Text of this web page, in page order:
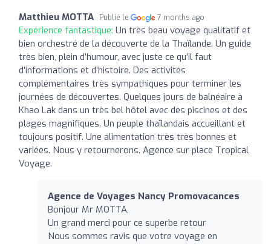
Matthieu MOTTA Publié le 7 months ago
Expérience fantastique: Un très beau voyage qualitatif et
bien orchestré de la découverte de la Thaïlande. Un guide
très bien, plein d’humour, avec juste ce qu’il faut
d’informations et d’histoire. Des activités
complémentaires très sympathiques pour terminer les
journées de découvertes. Quelques jours de balnéaire à
Khao Lak dans un très bel hôtel avec des piscines et des
plages magnifiques. Un peuple thaïlandais accueillant et
toujours positif. Une alimentation très très bonnes et
variées. Nous y retournerons. Agence sur place Tropical
Voyage.
Agence de Voyages Nancy Promovacances
Bonjour Mr MOTTA,
Un grand merci pour ce superbe retour
Nous sommes ravis que votre voyage en